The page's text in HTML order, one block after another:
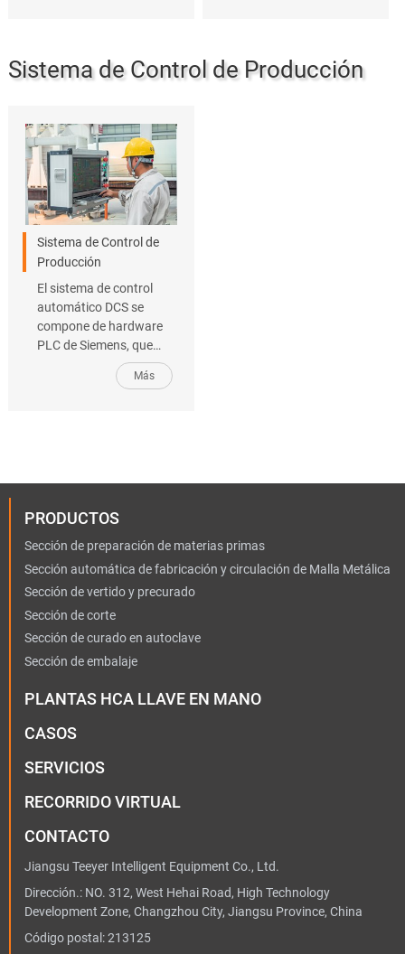
en sincronía con el
Sistema de Control de Producción
Sistema de Control de
Producción
El sistema de control
automático DCS se
compone de hardware
PLC de Siemens, que
descentralizado, gestión
Más
PRODUCTOS
Sección de preparación de materias primas
Sección automática de fabricación y circulación de Malla Metálica
Sección de vertido y precurado
Sección de corte
Sección de curado en autoclave
Sección de embalaje
PLANTAS HCA LLAVE EN MANO
CASOS
SERVICIOS
RECORRIDO VIRTUAL
CONTACTO
Jiangsu Teeyer Intelligent Equipment Co., Ltd.
Dirección.: NO. 312, West Hehai Road, High Technology
Development Zone, Changzhou City, Jiangsu Province, China
Código postal: 213125